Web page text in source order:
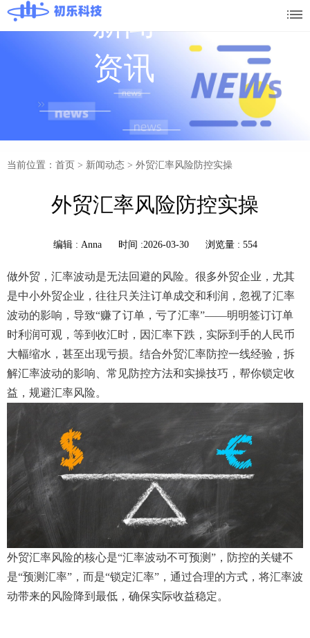
新闻
资讯
当前位置：首页 > 新闻动态 > 外贸汇率风险防控实操
外贸汇率风险防控实操
编辑 : Anna 时间 :2026-03-30 浏览量 : 554
做外贸，汇率波动是无法回避的风险。很多外贸企业，尤其
是中小外贸企业，往往只关注订单成交和利润，忽视了汇率
波动的影响，导致“赚了订单，亏了汇率”——明明签订订单
时利润可观，等到收汇时，因汇率下跌，实际到手的人民币
大幅缩水，甚至出现亏损。结合外贸汇率防控一线经验，拆
解汇率波动的影响、常见防控方法和实操技巧，帮你锁定收
益，规避汇率风险。
外贸汇率风险的核心是“汇率波动不可预测”，防控的关键不
是“预测汇率”，而是“锁定汇率”，通过合理的方式，将汇率波
动带来的风险降到最低，确保实际收益稳定。